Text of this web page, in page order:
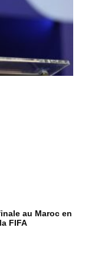
au Maroc en
FIFA